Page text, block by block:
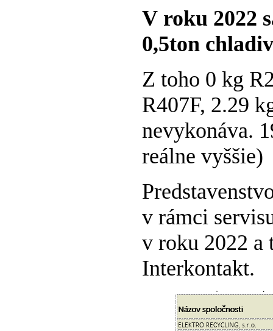
V roku 2022
0,5ton
Z toho 0 kg
R407F, 2.29
nevykonáva.
reálne vyššie)
v rámci
v roku 2022 a
Interkontakt.